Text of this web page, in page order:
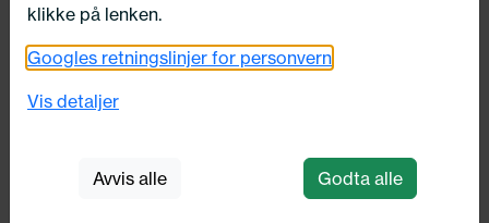
Motor, Drivstoff og Eksos
klikke på lenken.
Googles retningslinjer for personvern
Vis detaljer
Avvis alle Godta alle